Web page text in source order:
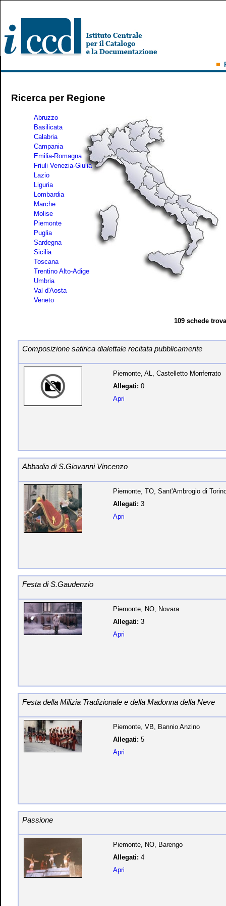
Ricerca per Regione
Abruzzo
Basilicata
Calabria
Campania
Emilia-Romagna
Friuli Venezia-Giulia
Lazio
Liguria
Lombardia
Marche
Molise
Piemonte
Puglia
Sardegna
Sicilia
Toscana
Trentino Alto-Adige
Umbria
Val d'Aosta
Veneto
109 schede
Composizione satirica dialettale recitata pubblicamente
Piemonte, AL, Castelletto Monferrato
Allegati: 0
Apri
Abbadia di S.Giovanni Vincenzo
Piemonte, TO, Sant'Ambrogio di
Allegati: 3
Apri
Festa di S.Gaudenzio
Piemonte, NO, Novara
Allegati: 3
Apri
Festa della Milizia Tradizionale e della Madonna della Neve
Piemonte, VB, Bannio Anzino
Allegati: 5
Apri
Passione
Piemonte, NO, Barengo
Allegati: 4
Apri